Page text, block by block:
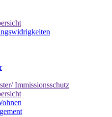
Immissionsschutz